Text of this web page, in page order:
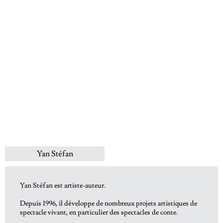
Yan Stéfan
Yan Stéfan est artiste-auteur.
Depuis 1996, il développe de nombreux projets artistiques de
spectacle vivant, en particulier des spectacles de conte.